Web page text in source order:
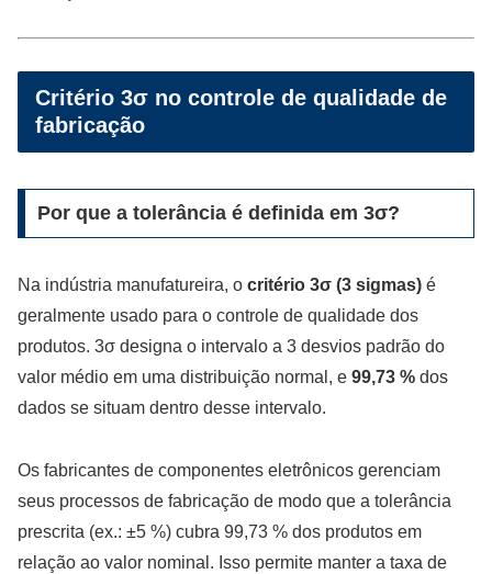
Critério 3σ no controle de qualidade de
fabricação
Por que a tolerância é definida em 3σ?
Na indústria manufatureira, o critério 3σ (3 sigmas) é
geralmente usado para o controle de qualidade dos
produtos. 3σ designa o intervalo a 3 desvios padrão do
valor médio em uma distribuição normal, e 99,73 % dos
dados se situam dentro desse intervalo.
Os fabricantes de componentes eletrônicos gerenciam
seus processos de fabricação de modo que a tolerância
prescrita (ex.: ±5 %) cubra 99,73 % dos produtos em
relação ao valor nominal. Isso permite manter a taxa de